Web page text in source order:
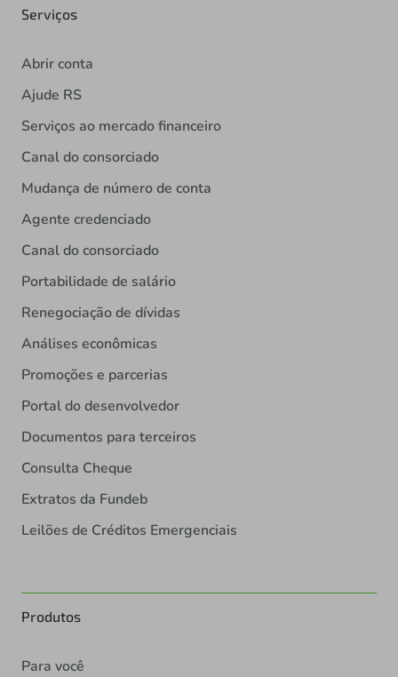
Serviços
Abrir conta
Ajude RS
Serviços ao mercado financeiro
Canal do consorciado
Mudança de número de conta
Agente credenciado
Canal do consorciado
Portabilidade de salário
Renegociação de dívidas
Análises econômicas
Promoções e parcerias
Portal do desenvolvedor
Documentos para terceiros
Consulta Cheque
Extratos da Fundeb
Leilões de Créditos Emergenciais
Produtos
Para você